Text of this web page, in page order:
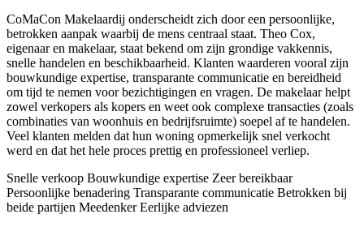
CoMaCon Makelaardij onderscheidt zich door een persoonlijke,
betrokken aanpak waarbij de mens centraal staat. Theo Cox,
eigenaar en makelaar, staat bekend om zijn grondige vakkennis,
snelle handelen en beschikbaarheid. Klanten waarderen vooral zijn
bouwkundige expertise, transparante communicatie en bereidheid
om tijd te nemen voor bezichtigingen en vragen. De makelaar helpt
zowel verkopers als kopers en weet ook complexe transacties (zoals
combinaties van woonhuis en bedrijfsruimte) soepel af te handelen.
Veel klanten melden dat hun woning opmerkelijk snel verkocht
werd en dat het hele proces prettig en professioneel verliep.
Snelle verkoop Bouwkundige expertise Zeer bereikbaar
Persoonlijke benadering Transparante communicatie Betrokken bij
beide partijen MeedenkerEerlijke adviezen